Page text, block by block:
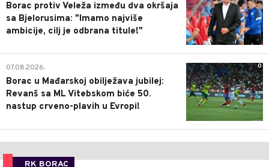
Borac protiv Veleža između dva okršaja
sa Bjelorusima: "Imamo najviše
ambicije, cilj je odbrana titule!"
0
07.08.2026.
Borac u Mađarskoj obilježava jubilej:
Revanš sa ML Vitebskom biće 50.
nastup crveno-plavih u Evropi!
RK BORAC